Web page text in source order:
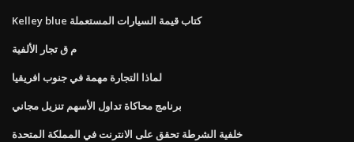
Kelley blue كتاب قيمة السيارات المستعملة
م ق تجار الألفية
لماذا التجارة مهمة في جنوب افريقيا
برنامج محاكاة تداول الأسهم تنزيل مجاني
خلفية الشرطة تحقق على الانترنت في المملكة المتحدة